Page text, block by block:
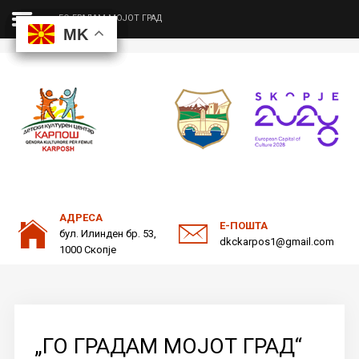
MK
MK
ДКЦ
ОДНОСИ СО ЈАВНОСТ
ГО ГРАДАМ МОЈОТ ГРАД
MK
MK
АДРЕСА
бул. Илинден бр. 53,
1000 Скопје
Е-ПОШТА
dkckarpos1@gmail.com
Пребарајте на нашата веб страна
„ГО ГРАДАМ МОЈОТ ГРАД“